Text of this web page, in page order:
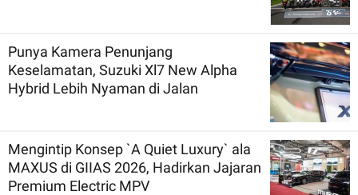
Punya Kamera Penunjang
Keselamatan, Suzuki Xl7 New Alpha
Hybrid Lebih Nyaman di Jalan
Mengintip Konsep `A Quiet Luxury` ala
MAXUS di GIIAS 2026, Hadirkan Jajaran
Premium Electric MPV